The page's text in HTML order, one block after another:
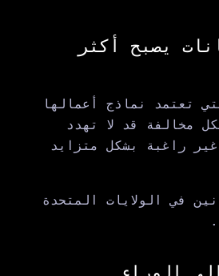
يصبح أكثر
تعتمد نماذج أعمالها
في حين أن غرامة الـ 10,000 دولار لكل مخالفة قد لا تهدد
راغبة بشكل متزايد
في الولايات المتحدة
الوراء